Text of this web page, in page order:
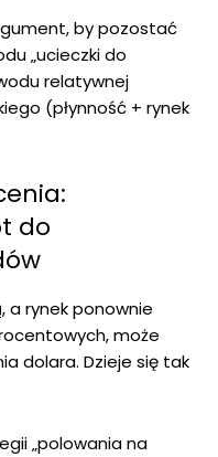
by pozostać
„ucieczki do
relatywnej
(płynność + rynek
do
a rynek ponownie
może
dolara. Dzieje się tak
„polowania na